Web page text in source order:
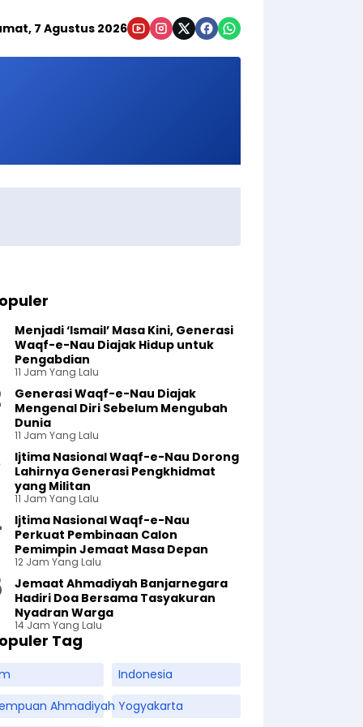
7 Agustus 2026
Menjadi ‘Ismail’ Masa Kini, Generasi
Waqf-e-Nau Diajak Hidup untuk
Pengabdian
11 Jam Yang Lalu
Generasi Waqf-e-Nau Diajak
Mengenal Diri Sebelum Mengubah
Dunia
11 Jam Yang Lalu
Ijtima Nasional Waqf-e-Nau Dorong
Lahirnya Generasi Pengkhidmat
yang Militan
11 Jam Yang Lalu
Ijtima Nasional Waqf-e-Nau
Perkuat Pembinaan Calon
Pemimpin Jemaat Masa Depan
12 Jam Yang Lalu
Jemaat Ahmadiyah Banjarnegara
Hadiri Doa Bersama Tasyakuran
Nyadran Warga
14 Jam Yang Lalu
Tag
Indonesia
Ahmadiyah Yogyakarta